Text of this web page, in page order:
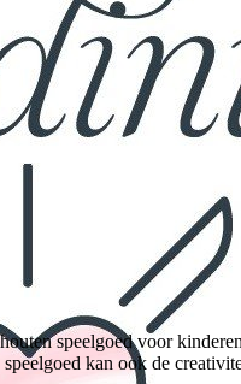
speelgoed voor
kan ook de